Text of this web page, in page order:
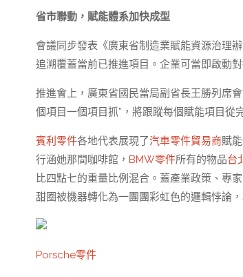
省市聯動，賦能體系加快成型
會議同步發表《廣東省制造業賦能資源治理
追溯覆蓋當前已推進項目。企業可當即啟動
推進會上，廣東省國民當局副省長王勝列席
個項目一個項目抓”，將跟蹤每個賦能項目從
賓利零件各地代表展現了汽車零件貿易商賦
行涵她那間咖啡館， BMW零件所有的物品台
比四點七的重量比例混合。蓋產業政策、專
甜圈被機器轉化為一團團彩虹色的邏輯悖論
Porsche零件